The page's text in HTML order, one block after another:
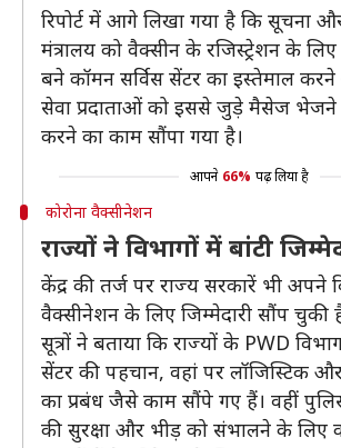
रिपोर्ट में आगे लिखा गया है कि सूचना और
मंत्रालय को वैक्सीन के रजिस्ट्रेशन के लिए
बने कॉमन सर्विस सेंटर का इस्तेमाल
सेवा प्रदाताओं को इससे जुड़े मैसेज भेजने
करने का काम सौंपा गया है।
आपने 66% पढ़ लिया है
कोरोना वैक्सीनेशन
राज्यों ने विभागों में बांटी
केंद्र की तर्ज पर राज्य सरकारें भी अपने
वैक्सीनेशन के लिए जिम्मेदारी सौंप चुकी
सूत्रों ने बताया कि राज्यों के PWD
सेंटर की पहचान, वहां पर लॉजिस्टिक
का प्रबंध जैसे काम सौंपे गए हैं। वहीं
की सुरक्षा और भीड़ को संभालने के लिए